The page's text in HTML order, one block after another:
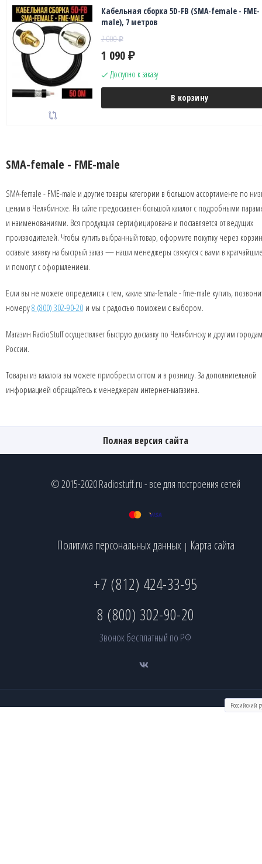
Кабельная сборка 5D-FB (SMA-female - FME-
male), 7 метров
2 000₽
1 090 ₽
Доступно к заказу
В корзину
SMA-female - FME-male
SMA-female - FME-male и другие товары категории в большом ассортименте по
ценам в Челябинске. На сайте предоставлен большой каталог с подробными
и наименованиями. Вся продукция сертифицирована и поставляется от ведущих
производителей. Чтобы купить выбранный товар, оформите покупку через
оставьте заявку на быстрый заказ — наши менеджеры свяжутся с вами в
и помогут с оформлением.
Если вы не можете определится с тем, какие sma-female - fme-male купить,
номеру8 (800) 302-90-20 и мы с радостью поможем с выбором.
Магазин RadioStuff осуществляет быструю доставку по Челябинску и другим городам
России.
Товары из каталога вы можете приобрести оптом и в розницу. За дополнительной
информацией обращайтесь к менеджерам интернет-магазина.
Полная версия сайта
© 2015-2020 Radiostuff.ru - все для построения сетей
Политика персональных данных | Карта сайта
+7 (812) 424-33-95
8 (800) 302-90-20
Звонок бесплатный по РФ